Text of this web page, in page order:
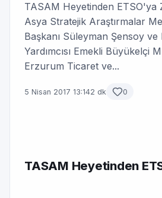
TASAM Heyetinden ETSO'ya
Asya Stratejik Araştırmalar
Başkanı Süleyman Şensoy ve
Yardımcısı Emekli Büyükelçi
Erzurum Ticaret ve...
5 Nisan 2017 13:142 dk 0
TASAM Heyetinden